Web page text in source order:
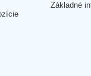
Základné